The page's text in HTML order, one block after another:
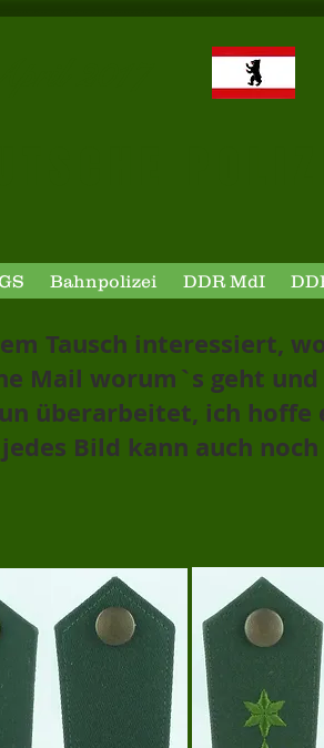
28.April
Bahnpolizei DDR MdI
Tausch interessiert,
Mail worum`s geht
überarbeitet, ich
Bild kann auch